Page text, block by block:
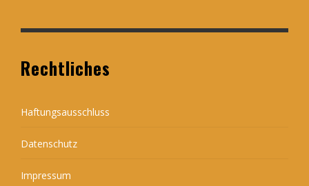
Rechtliches
Haftungsausschluss
Datenschutz
Impressum